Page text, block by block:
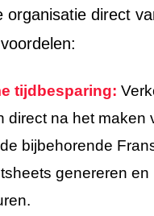
organisatie direct
tijdbesparing:
direct na het maken
bijbehorende
genereren en